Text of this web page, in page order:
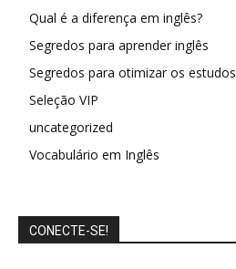
Qual é a diferença em inglês?
Segredos para aprender inglês
Segredos para otimizar os estudos
Seleção VIP
uncategorized
Vocabulário em Inglês
CONECTE-SE!